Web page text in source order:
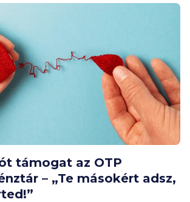
támogat az OTP
– „Te másokért adsz,